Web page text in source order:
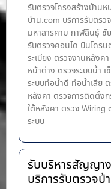
รับตรวจโครงสร้างบ้าน
บ้าน.com บริการรับตร
มหาสารคาม กาฬสินธุ์ ชั
รับตรวจคอนโด บินโดร
ระเบียง ตรวจงานหลัง
หน้าต่าง​ ตรวจระบบน้ำ
ระบบท่อน้ำ​ดี ท่อน้ำ​เสีย
หลังคา ตรวจการติดตั้งก
ใต้หลังคา ตรวจ Wiring
ระบบ
รับบริหารสัญญา
บริการรับตรวจบ้